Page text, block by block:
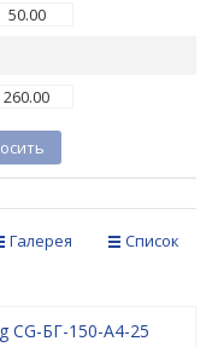
Список
Галерея
CG-БГ-150-А4-25